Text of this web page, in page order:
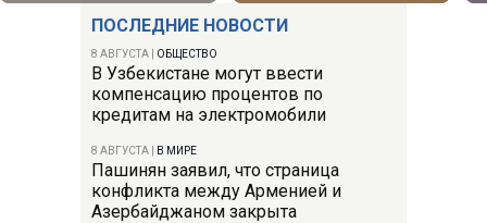
ПОСЛЕДНИЕ НОВОСТИ
8 АВГУСТА ОБЩЕСТВО
В Узбекистане могут ввести
компенсацию процентов по
кредитам на электромобили
8 АВГУСТА В МИРЕ
Пашинян заявил, что страница
конфликта между Арменией и
Азербайджаном закрыта